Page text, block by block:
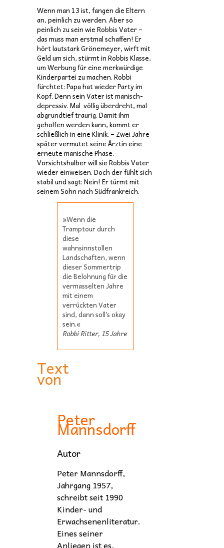
Wenn man 13 ist, fangen die Eltern
an, peinlich zu werden. Aber so
peinlich zu sein wie Robbis Vater –
das muss man erstmal schaffen! Er
hört lautstark Grönemeyer, wirft mit
Geld um sich, stürmt in Robbis Klasse,
um Werbung für eine merkwürdige
Kinderpartei zu machen. Robbi
fürchtet: Papa hat wieder Party im
Kopf. Denn sein Vater ist manisch-
depressiv. Mal völlig überdreht, mal
abgrundtief traurig. Damit ihm
geholfen werden kann, kommt er
schließlich in eine Klinik. – Zwei Jahre
später vermutet seine Ärztin eine
erneute manische Phase.
Vorsichtshalber will sie Robbis Vater
wieder einweisen. Doch der fühlt sich
stabil und sagt: Nein! Er türmt mit
seinem Sohn nach Südfrankreich.
»Wenn die
Tramptour durch
diese
wahnsinnstollen
Landschaften, wenn
dieser Sommertrip
die Belohnung für die
vermasselten Jahre
mit einem
verrückten Vater
sind, dann soll’s okay
sein.«
Robbi Ritter, 15 Jahre
Text
von
Peter
Mannsdorff
Autor
Peter Mannsdorff,
Jahrgang 1957,
schreibt seit 1990
Kinder- und
Erwachsenenliteratur.
Eines seiner
Anliegen ist es,